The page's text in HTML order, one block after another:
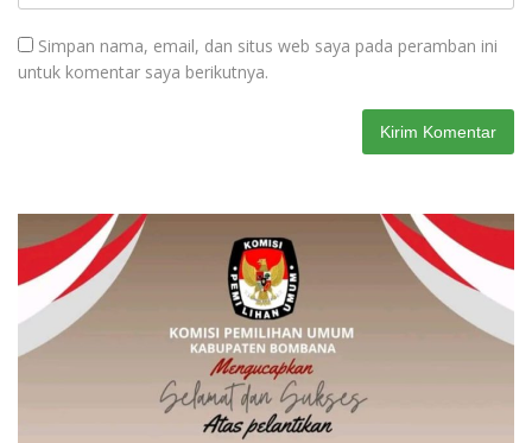
Simpan nama, email, dan situs web saya pada peramban ini
untuk komentar saya berikutnya.